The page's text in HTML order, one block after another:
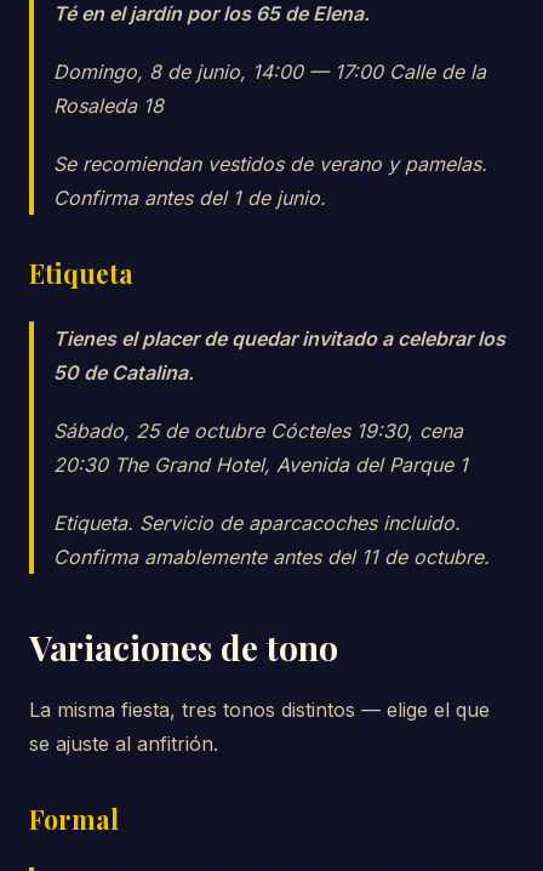
Té en el jardín por los 65 de Elena.
Domingo, 8 de junio, 14:00 — 17:00 Calle de la
Rosaleda 18
Se recomiendan vestidos de verano y pamelas.
Confirma antes del 1 de junio.
Etiqueta
Tienes el placer de quedar invitado a celebrar los
50 de Catalina.
Sábado, 25 de octubre Cócteles 19:30, cena
20:30 The Grand Hotel, Avenida del Parque 1
Etiqueta. Servicio de aparcacoches incluido.
Confirma amablemente antes del 11 de octubre.
Variaciones de tono
La misma fiesta, tres tonos distintos — elige el que
se ajuste al anfitrión.
Formal